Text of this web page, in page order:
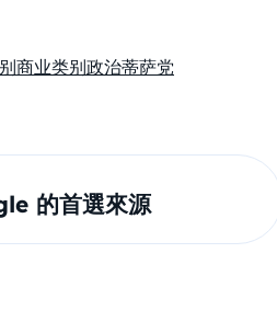
商业类别政治蒂萨党
的首選來源